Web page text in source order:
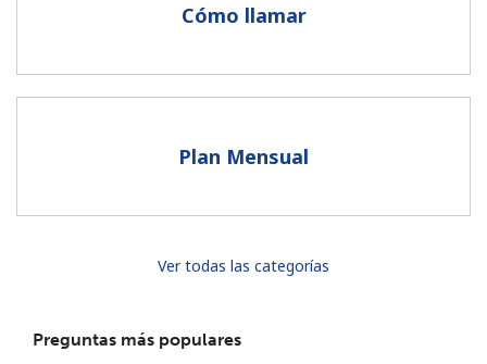
Al abrir una cuenta en este sitio web, estoy de acuerdo con
Cómo llamar
Plan Mensual
Ver todas las categorías
Preguntas más populares